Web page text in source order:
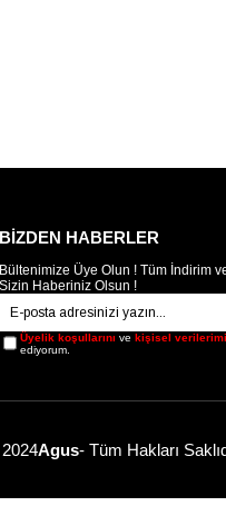
BİZDEN HABERLER
Bültenimize Üye Olun ! Tüm İndirim
Sizin Haberiniz Olsun !
Üyelik koşullarını ve kişisel
ediyorum.
Agus- Tüm Hakları